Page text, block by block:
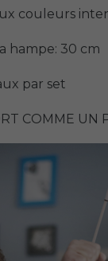
couleurs
hampe: 30 cm
par set
COMME UN